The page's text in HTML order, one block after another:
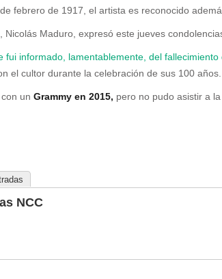
febrero de 1917, el artista es reconocido
Nicolás Maduro, expresó este jueves
fui informado, lamentablemente, del
el cultor durante la celebración de sus 100 años.
un Grammy en 2015, pero no pudo asistir a
NCC